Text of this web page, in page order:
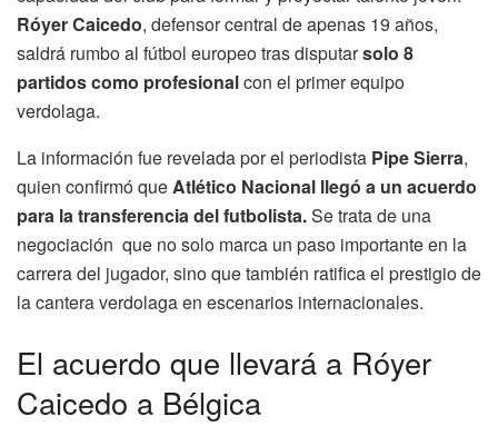
Róyer Caicedo, defensor central de apenas 19 años,
saldrá rumbo al fútbol europeo tras disputarsolo 8
partidos como profesionalcon el primer equipo
verdolaga.
La información fue revelada por el periodista Pipe Sierra,
quien confirmó queAtlético Nacional llegó a un acuerdo
para la transferencia del futbolista.Se trata de una
negociación que no solo marca un paso importante en la
carrera del jugador, sino que también ratifica el prestigio de
la cantera verdolaga en escenarios internacionales.
El acuerdo que llevará a Róyer
Caicedo a Bélgica